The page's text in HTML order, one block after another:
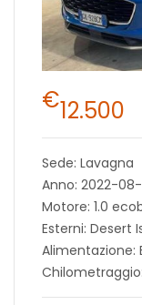
€12.500
Sede: Lavagna
Anno: 2022-08-
Motore: 1.0
Esterni: Desert
Alimentazione: